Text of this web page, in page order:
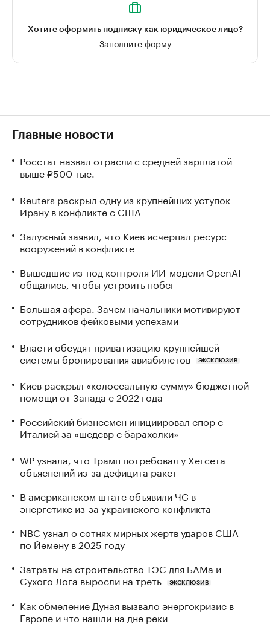
Хотите оформить подписку как юридическое лицо?
Заполните форму
Главные новости
Росстат назвал отрасли с средней зарплатой
выше ₽500 тыс.
Reuters раскрыл одну из крупнейших уступок
Ирану в конфликте с США
Залужный заявил, что Киев исчерпал ресурс
вооружений в конфликте
Вышедшие из-под контроля ИИ-модели OpenAI
общались, чтобы устроить побег
Большая афера. Зачем начальники мотивируют
сотрудников фейковыми успехами
Власти обсудят приватизацию крупнейшей
системы бронирования авиабилетов
ЭКСКЛЮЗИВ
Киев раскрыл «колоссальную сумму» бюджетной
помощи от Запада с 2022 года
Российский бизнесмен инициировал спор с
Италией за «шедевр с барахолки»
WP узнала, что Трамп потребовал у Хегсета
объяснений из-за дефицита ракет
В американском штате объявили ЧС в
энергетике из-за украинского конфликта
NBC узнал о сотнях мирных жертв ударов США
по Йемену в 2025 году
Затраты на строительство ТЭС для БАМа и
Сухого Лога выросли на треть
ЭКСКЛЮЗИВ
Как обмеление Дуная вызвало энергокризис в
Европе и что нашли на дне реки